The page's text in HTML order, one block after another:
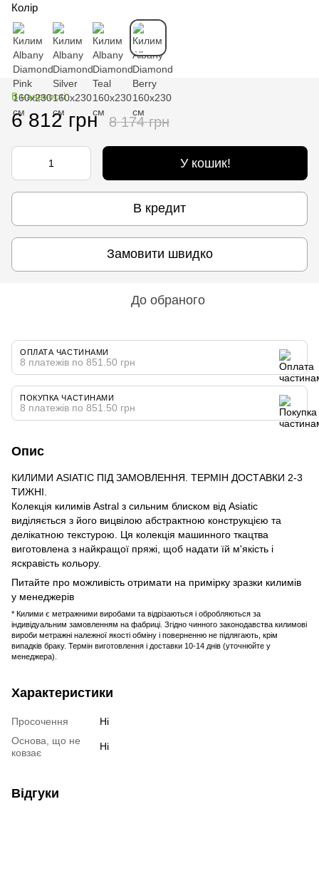
Колір
В наявності
6 812 грн 8 174 грн
У кошик!
В кредит
Замовити швидко
До обраного
ОПЛАТА ЧАСТИНАМИ
8 платежів по 851.50 грн
ПОКУПКА ЧАСТИНАМИ
8 платежів по 851.50 грн
Опис
КИЛИМИ ASIATIC ПІД ЗАМОВЛЕННЯ. ТЕРМІН ДОСТАВКИ 2-3
ТИЖНІ.
Колекція килимів Astral з сильним блиском від Asiatic
виділяється з його вицвілою абстрактною конструкцією та
делікатною текстурою. Ця колекція машинного ткацтва
виготовлена ​​з найкращої пряжі, щоб надати їй м'якість і
яскравість кольору.
Питайте про можливість отримати на примірку зразки килимів
у менеджерів
* Килими є метражними виробами та відрізаються і обробляються за
індивідуальним замовленням на фабриці. Згідно чинного законодавства килимові
вироби метражні належної якості обміну і поверненню не підлягають, крім
випадків браку. Термін виготовлення і доставки 10-14 днів (уточнюйте у
менеджера).
Характеристики
Просочення
Ні
Основа, що не
ковзає
Ні
Відгуки